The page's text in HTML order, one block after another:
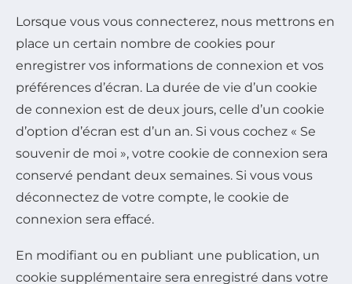
Lorsque vous vous connecterez, nous mettrons en
place un certain nombre de cookies pour
enregistrer vos informations de connexion et vos
préférences d’écran. La durée de vie d’un cookie
de connexion est de deux jours, celle d’un cookie
d’option d’écran est d’un an. Si vous cochez « Se
souvenir de moi », votre cookie de connexion sera
conservé pendant deux semaines. Si vous vous
déconnectez de votre compte, le cookie de
connexion sera effacé.
En modifiant ou en publiant une publication, un
cookie supplémentaire sera enregistré dans votre